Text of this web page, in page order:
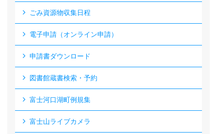
ごみ資源物収集日程
電子申請（オンライン申請）
申請書ダウンロード
図書館蔵書検索・予約
富士河口湖町例規集
富士山ライブカメラ